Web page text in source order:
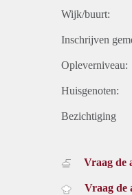
Wijk/buurt:
Inschrijven
Opleverniveau:
Huisgenoten:
Bezichtiging
Vraag de
Vraag de